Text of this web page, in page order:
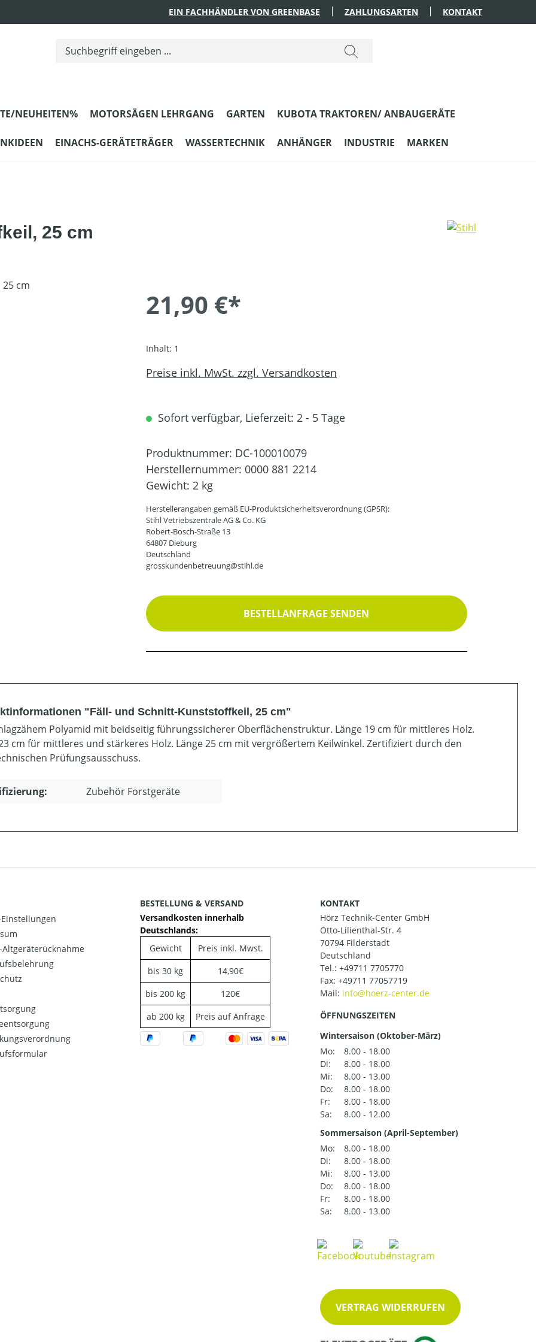
EIN FACHHÄNDLER VON GREENBASE ZAHLUNGSARTEN KONTAKT
NEUHEITEN% MOTORSÄGEN LEHRGANG GARTEN KUBOTA TRAKTOREN/ ANBAUGERÄTE
EINACHS-GERÄTETRÄGER WASSERTECHNIK ANHÄNGER INDUSTRIE MARKEN
25 cm
21,90 €*
Inhalt: 1
Preise inkl. MwSt. zzgl. Versandkosten
Sofort verfügbar, Lieferzeit: 2 - 5 Tage
Produktnummer: DC-100010079
Herstellernummer: 0000 881 2214
Gewicht: 2 kg
Herstellerangaben gemäß EU-Produktsicherheitsverordnung (GPSR):
Stihl Vetriebszentrale AG & Co. KG
Robert-Bosch-Straße 13
64807 Dieburg
Deutschland
grosskundenbetreuung@stihl.de
BESTELLANFRAGE SENDEN
"Fäll- und Schnitt-Kunststoffkeil, 25 cm"
Polyamid mit beidseitig führungssicherer Oberflächenstruktur. Länge 19 cm für mittleres Holz.
cm für mittleres und stärkeres Holz. Länge 25 cm mit vergrößertem Keilwinkel. Zertifiziert durch den
Prüfungsausschuss.
Zubehör Forstgeräte
Einstellungen
Altgeräterücknahme
BESTELLUNG & VERSAND
Versandkosten innerhalb
Deutschlands:
Gewicht
Preis inkl. Mwst.
bis 30 kg
14,90€
bis 200 kg
120€
ab 200 kg
Preis auf Anfrage
KONTAKT
Hörz Technik-Center GmbH
Otto-Lilienthal-Str. 4
70794 Filderstadt
Deutschland
Tel.: +49711 7705770
Fax: +49711 77057719
Mail:
ÖFFNUNGSZEITEN
Wintersaison (Oktober-März)
Mo:
8.00 - 18.00
Di:
8.00 - 18.00
Mi:
8.00 - 13.00
Do:
8.00 - 18.00
Fr:
8.00 - 18.00
Sa:
8.00 - 12.00
Sommersaison (April-September)
Mo:
8.00 - 18.00
Di:
8.00 - 18.00
Mi:
8.00 - 13.00
Do:
8.00 - 18.00
Fr:
8.00 - 18.00
Sa:
8.00 - 13.00
VERTRAG WIDERRUFEN